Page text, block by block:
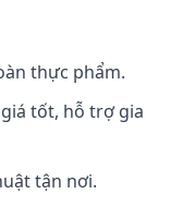
thực phẩm.
tốt, hỗ trợ gia
tận nơi.